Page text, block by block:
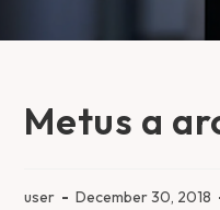
Metus a
user December 30, 2018